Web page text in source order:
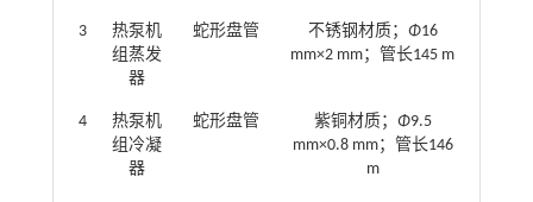
3
热泵机
组蒸发
器
蛇形盘管 不锈钢材质； Φ16
mm×2 mm；管长145 m
4
热泵机
组冷凝
器
蛇形盘管 紫铜材质； Φ9.5
mm×0.8 mm；管长146
m